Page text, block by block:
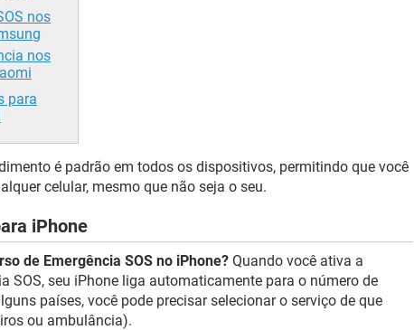
nos
nos
para
é padrão em todos os dispositivos, permitindo que você
celular, mesmo que não seja o seu.
iPhone
de Emergência SOS no iPhone? Quando você ativa a
SOS, seu iPhone liga automaticamente para o número de
países, você pode precisar selecionar o serviço de que
ou ambulância).